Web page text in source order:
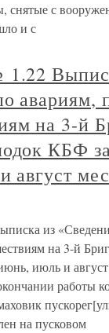
снятые с
и с
авариям,
на 3-й
КБФ
август
из
на 3-й
июль и
работы
на пусковом